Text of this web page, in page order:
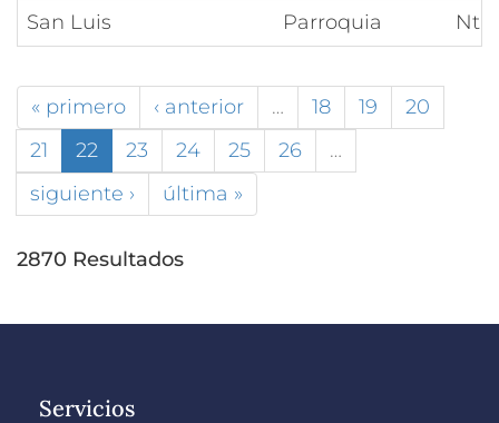
San Luis
Parroquia
« primero ‹ anterior … 18 19
20
21
22 23 24 25 26
…
siguiente ›
última »
2870 Resultados
Servicios